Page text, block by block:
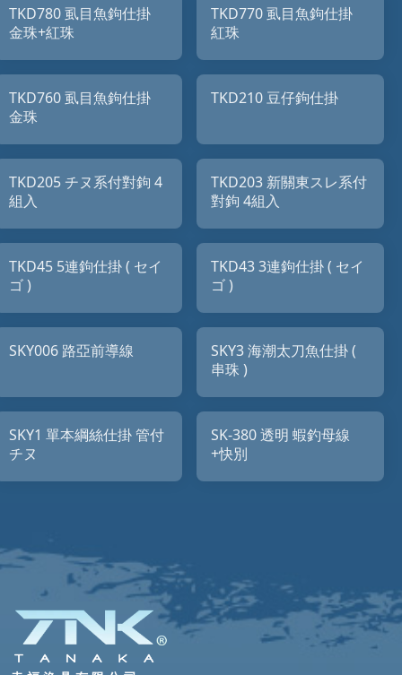
TKD780 虱目魚鉤仕掛
金珠+紅珠
TKD770 虱目魚鉤仕掛
紅珠
TKD760 虱目魚鉤仕掛
金珠
TKD210 豆仔鉤仕掛
TKD205 チヌ系付對鉤 4
組入
TKD203 新關東スレ系付
對鉤 4組入
TKD45 5連鉤仕掛 ( セイ
ゴ )
TKD43 3連鉤仕掛 ( セイ
ゴ )
SKY006 路亞前導線
SKY3 海潮太刀魚仕掛 (
串珠 )
SKY1 單本綱絲仕掛 管付
チヌ
SK-380 透明 蝦釣母線
+快別